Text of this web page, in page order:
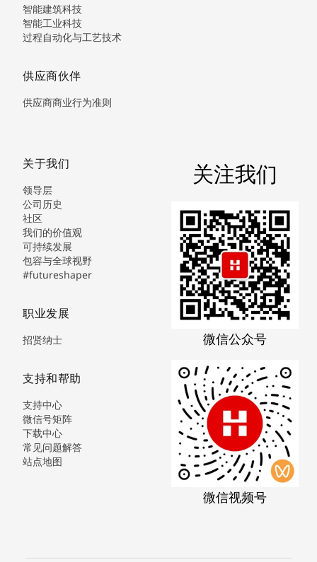
智能建筑科技
智能工业科技
过程自动化与工艺技术
供应商伙伴
供应商商业行为准则
关于我们
领导层
公司历史
社区
我们的价值观
可持续发展
包容与全球视野
#futureshaper
职业发展
招贤纳士
支持和帮助
支持中心
微信号矩阵
下载中心
常见问题解答
站点地图
关注我们
微信公众号
微信视频号